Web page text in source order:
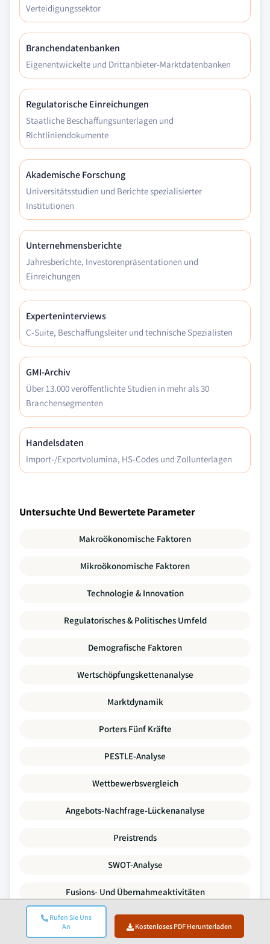
Rufen Sie Uns
An
Kostenloses PDF Herunterladen
Verteidigungssektor
Branchendatenbanken
Eigenentwickelte und Drittanbieter-Marktdatenbanken
Regulatorische Einreichungen
Staatliche Beschaffungsunterlagen und
Richtliniendokumente
Akademische Forschung
Universitätsstudien und Berichte spezialisierter
Institutionen
Unternehmensberichte
Jahresberichte, Investorenpräsentationen und
Einreichungen
Experteninterviews
C-Suite, Beschaffungsleiter und technische Spezialisten
GMI-Archiv
Über 13.000 veröffentlichte Studien in mehr als 30
Branchensegmenten
Handelsdaten
Import-/Exportvolumina, HS-Codes und Zollunterlagen
Untersuchte Und Bewertete Parameter
Makroökonomische Faktoren
Mikroökonomische Faktoren
Technologie & Innovation
Regulatorisches & Politisches Umfeld
Demografische Faktoren
Wertschöpfungskettenanalyse
Marktdynamik
Porters Fünf Kräfte
PESTLE-Analyse
Wettbewerbsvergleich
Angebots-Nachfrage-Lückenanalyse
Preistrends
SWOT-Analyse
Fusions- Und Übernahmeaktivitäten
Investitions- Und Finanzierungslandschaft